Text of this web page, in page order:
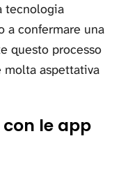
tecnologia
a confermare una
questo processo
molta aspettativa
le app